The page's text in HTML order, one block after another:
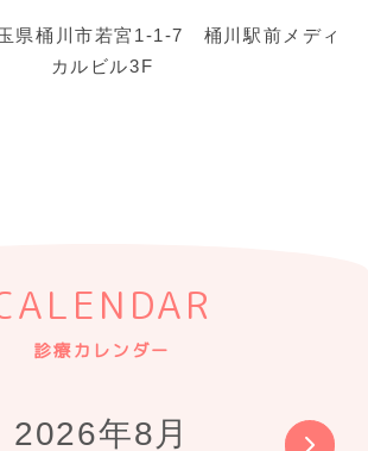
県桶川市若宮1-1-7 桶川駅前メディ
カルビル3F
診療カレンダー
2026年8月